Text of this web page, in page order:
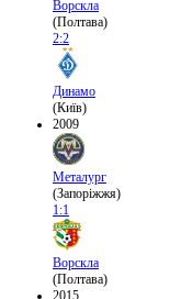
Ворскла
(Полтава)
2:2
Динамо
(Київ)
2009
Металург
(Запоріжжя)
1:1
Ворскла
(Полтава)
2015